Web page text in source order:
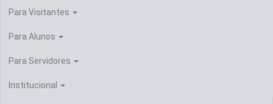
Para Visitantes
Para Alunos
Para Servidores
Institucional